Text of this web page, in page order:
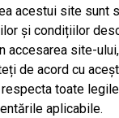
acestui site sunt
și condițiilor
accesarea site-
de acord cu
toate
aplicabile.